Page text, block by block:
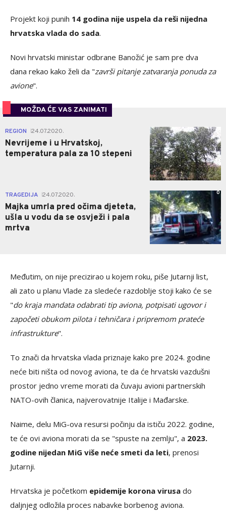
Projekt koji punih 14 godina nije uspela da reši nijedna
hrvatska vlada do sada.
Novi hrvatski ministar odbrane Banožić je sam pre dva
dana rekao kako želi da "završi pitanje zatvaranja ponuda za
avione".
MOŽDA ĆE VAS ZANIMATI
REGION 24.07.2020.
Nevrijeme i u Hrvatskoj,
temperatura pala za 10 stepeni
0
TRAGEDIJA 24.07.2020.
Majka umrla pred očima djeteta,
ušla u vodu da se osvježi i pala
mrtva
0
Međutim, on nije precizirao u kojem roku, piše Jutarnji list,
ali zato u planu Vlade za sledeće razdoblje stoji kako će se
"do kraja mandata odabrati tip aviona, potpisati ugovor i
započeti obukom pilota i tehničara i pripremom prateće
infrastrukture".
To znači da hrvatska vlada priznaje kako pre 2024. godine
neće biti ništa od novog aviona, te da će hrvatski vazdušni
prostor jedno vreme morati da čuvaju avioni partnerskih
NATO-ovih članica, najverovatnije Italije i Mađarske.
Naime, delu MiG-ova resursi počinju da ističu 2022. godine,
te će ovi aviona morati da se "spuste na zemlju", a 2023.
godine nijedan MiG više neće smeti da leti, prenosi
Jutarnji.
Hrvatska je početkom epidemije korona virusa do
daljnjeg odložila proces nabavke borbenog aviona.